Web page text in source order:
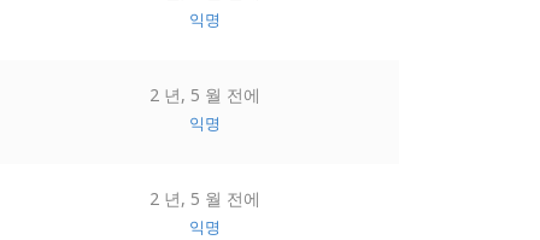
익명
2 년, 5 월 전에
익명
2 년, 5 월 전에
익명